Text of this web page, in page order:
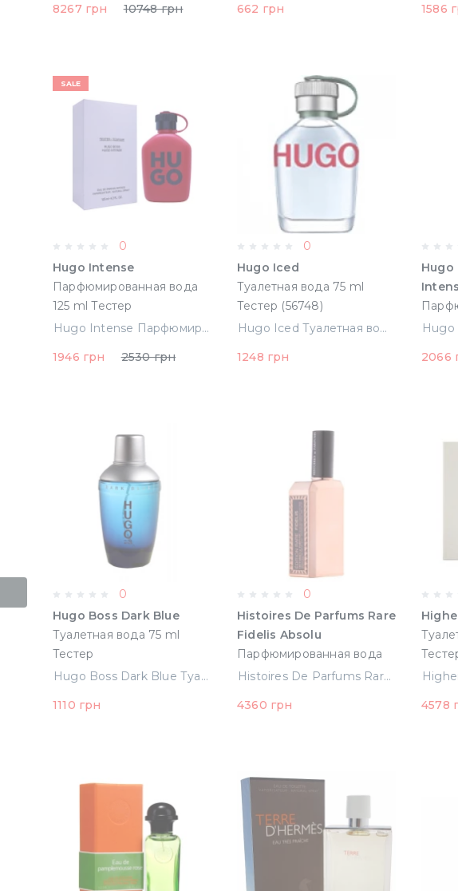
8267 грн
10748 грн
662 грн
1586
SALE
0
Hugo Intense
Парфюмированная вода
125 ml Тестер
Hugo Intense Парфюмированная вода 125 ml Тестер
1946 грн
2530 грн
0
Hugo Iced
Туалетная вода 75 ml
Тестер (56748)
Hugo Iced Туалетная вода 75 ml Тестер (56748)
1248 грн
Hugo
100
2066
0
Hugo Boss Dark Blue
Туалетная вода 75 ml
Тестер
Hugo Boss Dark Blue Туалетная вода 75 ml Тестер
1110 грн
0
Histoires De Parfums Rare
Fidelis Absolu
Парфюмированная вода
60 ml Тестер ()
Histoires De Parfums Rare Fidelis Absolu Парфюмированная вода 60 ml Тестер ()
4360 грн
4578